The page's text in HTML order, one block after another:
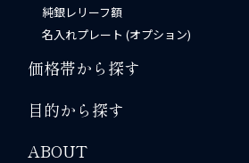
純銀レリーフ額
名入れプレート (オプション)
価格帯から探す
目的から探す
ABOUT